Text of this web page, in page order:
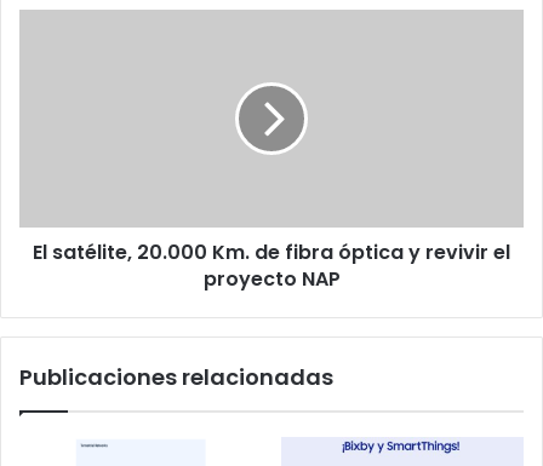
revivir
El satélite, 20.000 Km. de fibra óptica y revivir el
proyecto NAP
Publicaciones relacionadas